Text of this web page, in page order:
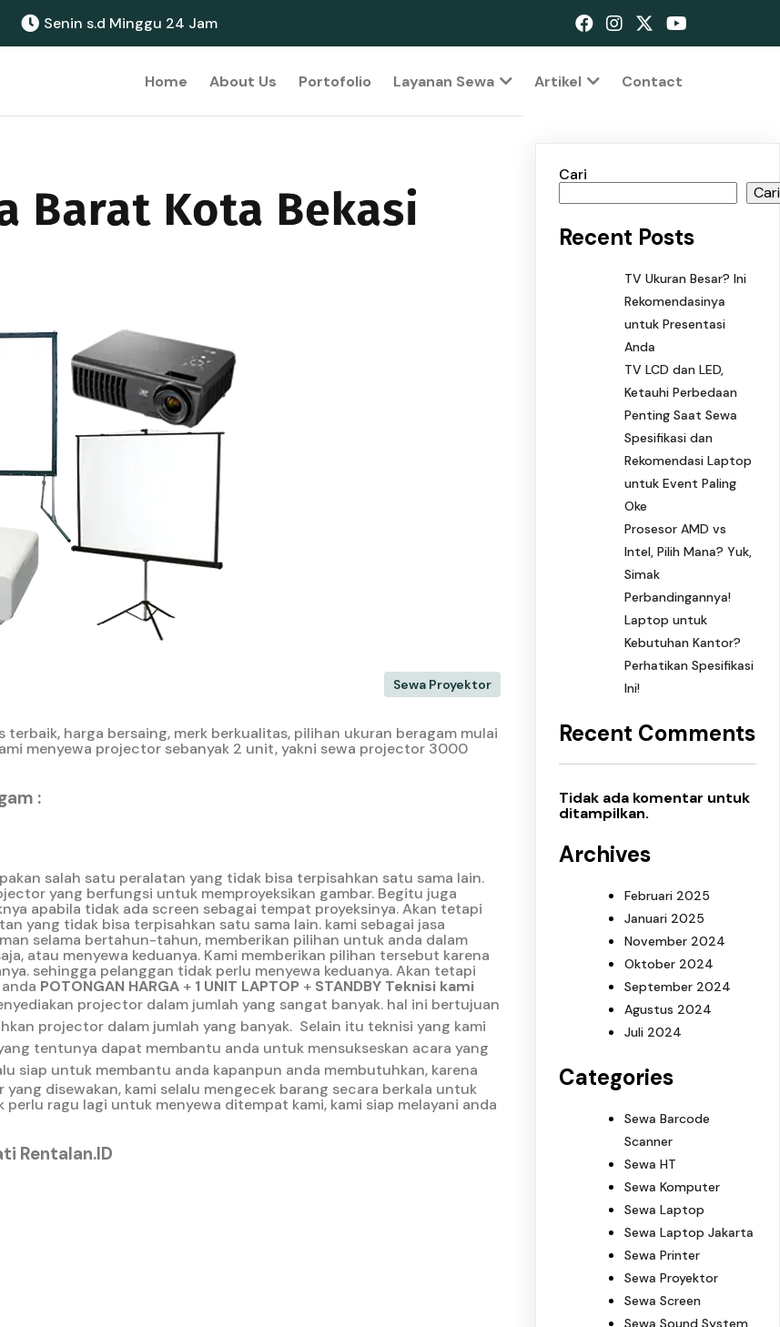
Senin s.d Minggu 24 Jam
Home About Us Portofolio Layanan Sewa Artikel Contact
Barat Kota Bekasi
Sewa Proyektor
harga bersaing, merk berkualitas, pilihan ukuran beragam mulai
menyewa projector sebanyak 2 unit, yakni sewa projector 3000
:
salah satu peralatan yang tidak bisa terpisahkan satu sama lain.
yang berfungsi untuk memproyeksikan gambar. Begitu juga
apabila tidak ada screen sebagai tempat proyeksinya. Akan tetapi
yang tidak bisa terpisahkan satu sama lain. kami sebagai jasa
selama bertahun-tahun, memberikan pilihan untuk anda dalam
atau menyewa keduanya. Kami memberikan pilihan tersebut karena
sehingga pelanggan tidak perlu menyewa keduanya. Akan tetapi
POTONGAN HARGA + 1 UNIT LAPTOP + STANDBY Teknisi kami
projector dalam jumlah yang sangat banyak. hal ini bertujuan
projector dalam jumlah yang banyak. Selain itu teknisi yang kami
tentunya dapat membantu anda untuk mensukseskan acara yang
siap untuk membantu anda kapanpun anda membutuhkan, karena
disewakan, kami selalu mengecek barang secara berkala untuk
ragu lagi untuk menyewa ditempat kami, kami siap melayani anda
Rentalan.ID
Cari
Cari
Recent Posts
TV Ukuran Besar? Ini
Rekomendasinya
untuk Presentasi
Anda
TV LCD dan LED,
Ketauhi Perbedaan
Penting Saat Sewa
Spesifikasi dan
Rekomendasi Laptop
untuk Event Paling
Oke
Prosesor AMD vs
Intel, Pilih Mana? Yuk,
Simak
Perbandingannya!
Laptop untuk
Kebutuhan Kantor?
Perhatikan Spesifikasi
Ini!
Recent Comments
Tidak ada komentar untuk
ditampilkan.
Archives
Februari 2025
Januari 2025
November 2024
Oktober 2024
September 2024
Agustus 2024
Juli 2024
Categories
Sewa Barcode
Scanner
Sewa HT
Sewa Komputer
Sewa Laptop
Sewa Laptop Jakarta
Sewa Printer
Sewa Proyektor
Sewa Screen
Sewa Sound System